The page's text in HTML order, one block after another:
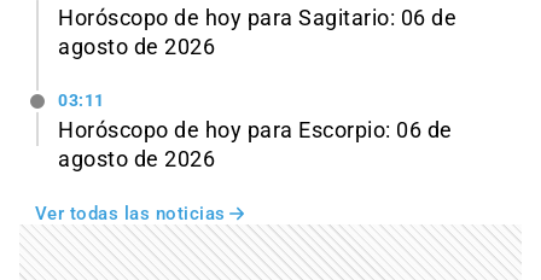
Horóscopo de hoy para Sagitario: 06 de
agosto de 2026
03:11
Horóscopo de hoy para Escorpio: 06 de
agosto de 2026
Ver todas las noticias